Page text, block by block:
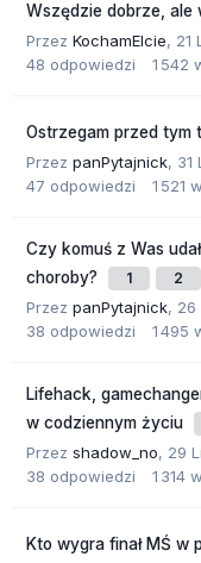
Wszędzie dobrze, ale
Przez KochamElcie, 21
48 odpowiedzi 1 542
Ostrzegam przed tym
Przez panPytajnick, 31
47 odpowiedzi 1 521
Czy komuś z Was
choroby?
1 2
Przez panPytajnick, 26
38 odpowiedzi 1 495
Lifehack,
w codziennym życiu
Przez shadow_no, 29
38 odpowiedzi 1 314
Kto wygra finał MŚ w